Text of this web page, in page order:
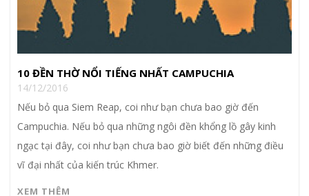
10 ĐỀN THỜ NỔI TIẾNG NHẤT CAMPUCHIA
14/12/2016
Nếu bỏ qua Siem Reap, coi như bạn chưa bao giờ đến
Campuchia. Nếu bỏ qua những ngôi đền khổng lồ gây kinh
ngạc tại đây, coi như bạn chưa bao giờ biết đến những điều
vĩ đại nhất của kiến trúc Khmer.
XEM THÊM